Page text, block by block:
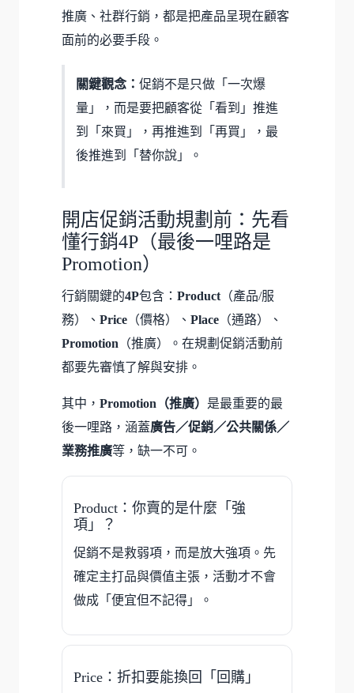
推廣、社群行銷，都是把產品呈現在顧客
面前的必要手段。
關鍵觀念： 促銷不是只做「一次爆
量」，而是要把顧客從「看到」推進
到「來買」，再推進到「再買」，最
後推進到「替你說」。
開店促銷活動規劃前：先看
懂行銷4P（最後一哩路是
Promotion）
行銷關鍵的4P包含： Product （產品/服
務）、 Price （價格）、 Place （通路）、
Promotion （推廣）。在規劃促銷活動前
都要先審慎了解與安排。
其中， Promotion（推廣） 是最重要的最
後一哩路，涵蓋廣告／促銷／公共關係／
業務推廣等，缺一不可。
Product：你賣的是什麼「強
項」？
促銷不是救弱項，而是放大強項。先
確定主打品與價值主張，活動才不會
做成「便宜但不記得」。
Price：折扣要能換回「回購」